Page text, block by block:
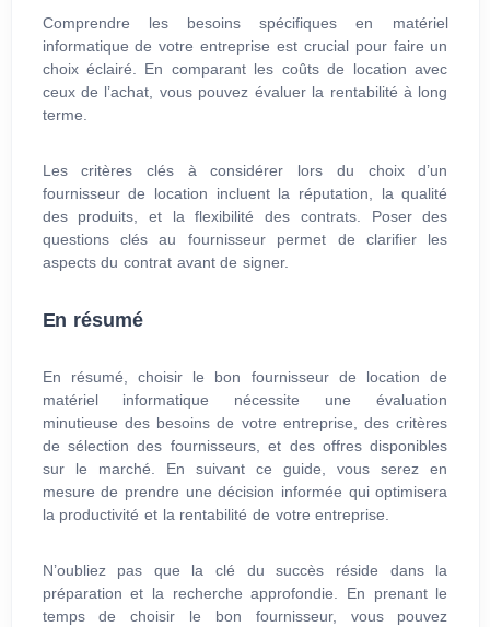
Comprendre les besoins spécifiques en matériel
informatique de votre entreprise est crucial pour faire un
choix éclairé. En comparant les coûts de location avec
ceux de l’achat, vous pouvez évaluer la rentabilité à long
terme.
Les critères clés à considérer lors du choix d’un
fournisseur de location incluent la réputation, la qualité
des produits, et la flexibilité des contrats. Poser des
questions clés au fournisseur permet de clarifier les
aspects du contrat avant de signer.
En résumé
En résumé, choisir le bon fournisseur de location de
matériel informatique nécessite une évaluation
minutieuse des besoins de votre entreprise, des critères
de sélection des fournisseurs, et des offres disponibles
sur le marché. En suivant ce guide, vous serez en
mesure de prendre une décision informée qui optimisera
la productivité et la rentabilité de votre entreprise.
N’oubliez pas que la clé du succès réside dans la
préparation et la recherche approfondie. En prenant le
temps de choisir le bon fournisseur, vous pouvez